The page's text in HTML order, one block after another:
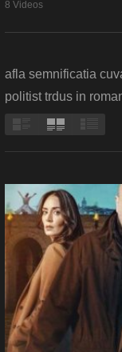
8 Videos
afla semnificatia
politist trdus in